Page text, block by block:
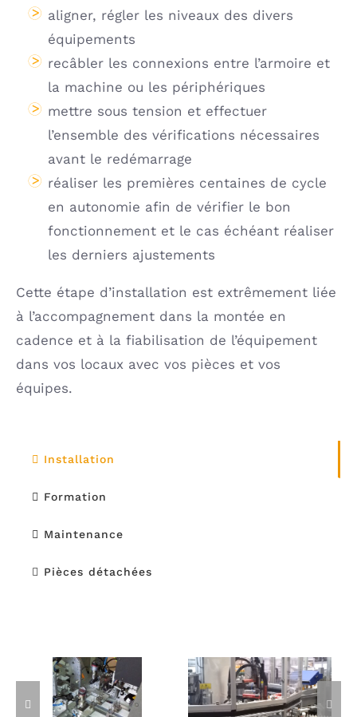
aligner, régler les niveaux des divers
équipements
recâbler les connexions entre l’armoire et
la machine ou les périphériques
mettre sous tension et effectuer
l’ensemble des vérifications nécessaires
avant le redémarrage
réaliser les premières centaines de cycle
en autonomie afin de vérifier le bon
fonctionnement et le cas échéant réaliser
les derniers ajustements
Cette étape d’installation est extrêmement liée
à l’accompagnement dans la montée en
cadence et à la fiabilisation de l’équipement
dans vos locaux avec vos pièces et vos
équipes.
Installation
Formation
Maintenance
Pièces détachées